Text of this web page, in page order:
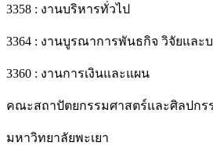
3358 : งานบริหารทั่วไป
3364 : งานบูรณาการพันธกิจ วิจัยและ
3360 : งานการเงินและแผน
คณะสถาปัตยกรรมศาสตร์และศิลปกร
มหาวิทยาลัยพะเยา